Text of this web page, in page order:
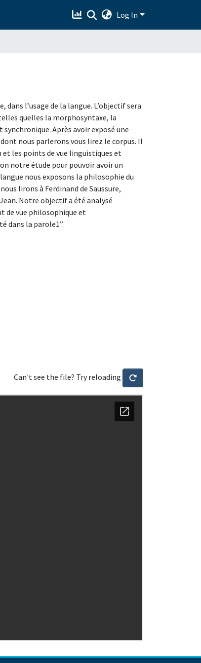
Log In
l’usage de la langue. L’objectif sera
quelles la morphosyntaxe, la
Après avoir exposé une
nous parlerons vous lirez le corpus. Il
les points de vue linguistiques et
notre étude pour pouvoir avoir un
nous exposons la philosophie du
lirons à Ferdinand de Saussure,
Notre objectif a été analysé
de vue philosophique et
dans la parole1”.
Can't see the file? Try reloading